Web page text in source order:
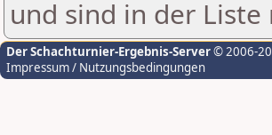
und sind in der
Der Schachturnier-Ergebnis-Server© 2006-
Impressum / Nutzungsbedingungen